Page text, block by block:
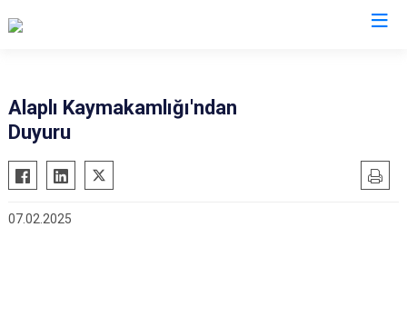
Alaplı
Çaycuma
Gökçebey
Alaplı Kaymakamlığı'ndan
Duyuru
07.02.2025